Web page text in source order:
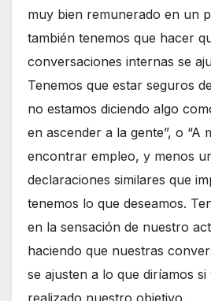
muy bien remunerado en un
también tenemos que hacer
conversaciones internas se
Tenemos que estar seguros
no estamos diciendo algo
en ascender a la gente”, o “A
encontrar empleo, y menos
declaraciones similares que
tenemos lo que deseamos.
en la sensación de nuestro
haciendo que nuestras
se ajusten a lo que diríamos si
realizado nuestro objetivo.